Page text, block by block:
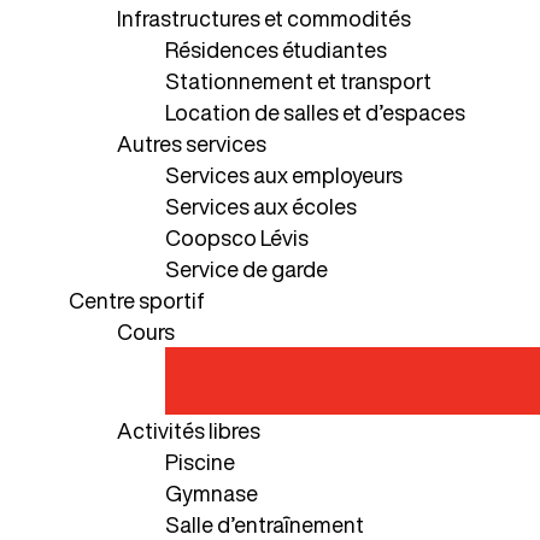
Infrastructures et commodités
Résidences étudiantes
Stationnement et transport
Location de salles et d’espaces
Autres services
Services aux employeurs
Services aux écoles
Coopsco Lévis
Service de garde
Centre sportif
Cours
Activités libres
Piscine
Gymnase
Salle d’entraînement